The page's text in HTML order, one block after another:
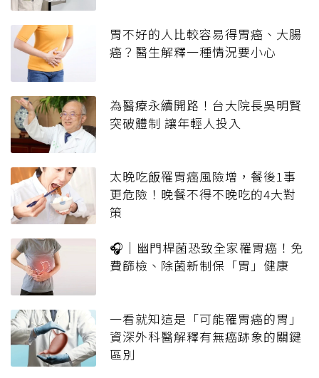
胃不好的人比較容易得胃癌、大腸
癌？醫生解釋一種情況要小心
為醫療永續開路！台大院長吳明賢
突破體制 讓年輕人投入
太晚吃飯罹胃癌風險增，餐後1事
更危險！晚餐不得不晚吃的4大對
策
🎧｜幽門桿菌恐致全家罹胃癌！免
費篩檢、除菌新制保「胃」健康
一看就知這是「可能罹胃癌的胃」
資深外科醫解釋有無癌跡象的關鍵
區別